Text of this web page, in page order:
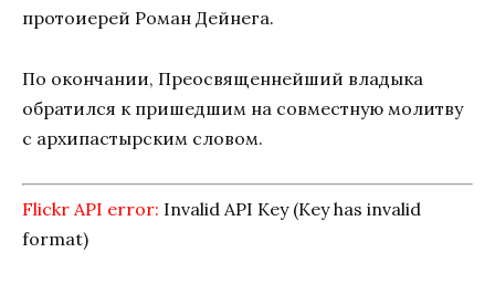
протоиерей Роман Дейнега.
По окончании, Преосвященнейший владыка
обратился к пришедшим на совместную молитву
с архипастырским словом.
Flickr API error: Invalid API Key (Key has invalid
format)